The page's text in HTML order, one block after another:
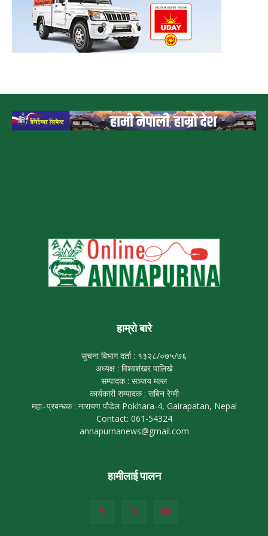
हाम्रो बारे
सुचना बिभाग दर्ता : १३२८/०७५/७६
अध्यक्ष : विश्वशंखर पालिखे
सम्पादक : सञ्जय मल्ल
कार्यकारी सम्पादक : सबिन रेग्मी
महा–प्रबन्धक : नारायण पौडेल Pokhara-4, Gairapatan, Nepal
Contact: 061-54324
annapurnanews@gmail.com
हामीलाई पालन